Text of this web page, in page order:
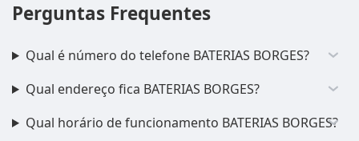
Perguntas Frequentes
Qual é número do telefone BATERIAS BORGES?
Qual endereço fica BATERIAS BORGES?
Qual horário de funcionamento BATERIAS BORGES?